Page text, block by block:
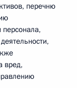
перечню
вред,